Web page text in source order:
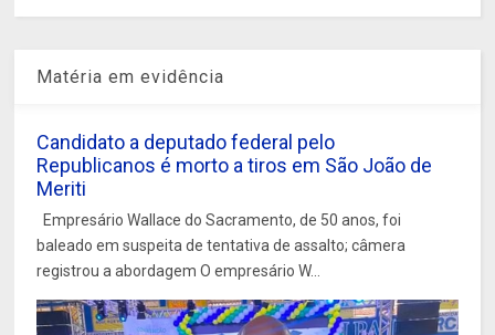
Matéria em evidência
Candidato a deputado federal pelo
Republicanos é morto a tiros em São João de
Meriti
Empresário Wallace do Sacramento, de 50 anos, foi
baleado em suspeita de tentativa de assalto; câmera
registrou a abordagem O empresário W...